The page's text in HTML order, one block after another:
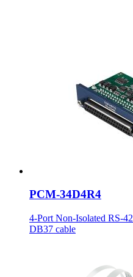
PCM-34D4R4
4-Port Non-Isolated RS-
DB37 cable